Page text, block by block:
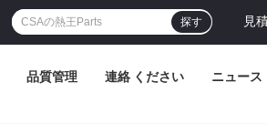
見
探す
品質管理 連絡 ください ニュース